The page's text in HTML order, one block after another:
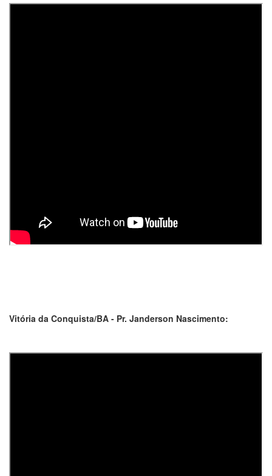
Vitória da Conquista/BA - Pr. Janderson Nascimento: